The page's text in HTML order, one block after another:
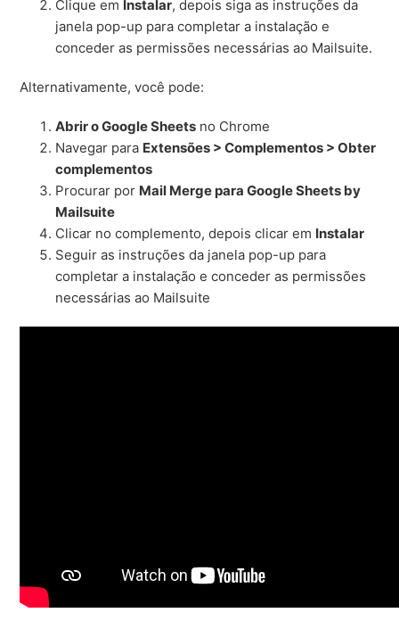
Clique em Instalar, depois siga as instruções da
janela pop-up para completar a instalação e
conceder as permissões necessárias ao Mailsuite.
Alternativamente, você pode:
Abrir o Google Sheets no Chrome
Navegar para Extensões > Complementos > Obter
complementos
Procurar por Mail Merge para Google Sheets by
Mailsuite
Clicar no complemento, depois clicar em Instalar
Seguir as instruções da janela pop-up para
completar a instalação e conceder as permissões
necessárias ao Mailsuite